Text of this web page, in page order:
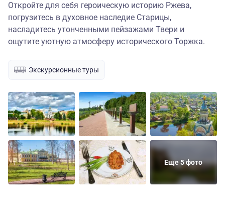
Откройте для себя героическую историю Ржева,
погрузитесь в духовное наследие Старицы,
насладитесь утонченными пейзажами Твери и
ощутите уютную атмосферу исторического Торжка.
Экскурсионные туры
Еще 5 фото